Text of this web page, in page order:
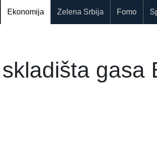
Ekonomija Zelena Srbija Fomo
gasa